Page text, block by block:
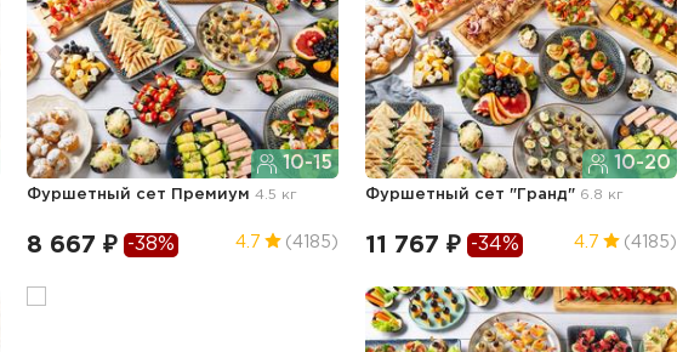
10-15
Фуршетный сет Премиум4.5 кг
8 667 ₽ -38% 4.7 (4185)
10-20
Фуршетный сет "Гранд" 6.8 кг
11 767 ₽ -34% 4.7 (4185)